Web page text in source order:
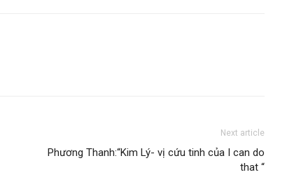
Next article
Phương Thanh:“Kim Lý- vị cứu tinh của I can do
that “